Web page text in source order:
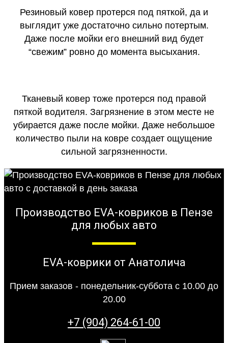
Резиновый ковер протерся под пяткой, да и
выглядит уже достаточно сильно потертым.
Даже после мойки его внешний вид будет
“свежим” ровно до момента высыхания.
Тканевый ковер тоже протерся под правой
пяткой водителя. Загрязнение в этом месте не
убирается даже после мойки. Даже небольшое
количество пыли на ковре создает ощущение
сильной загрязненности.
Производство EVA-ковриков в Пензе
для любых авто
EVA-коврики от Анатолича
Прием заказов - понедельник-суббота с 10.00 до
20.00
+7 (904) 264-61-00